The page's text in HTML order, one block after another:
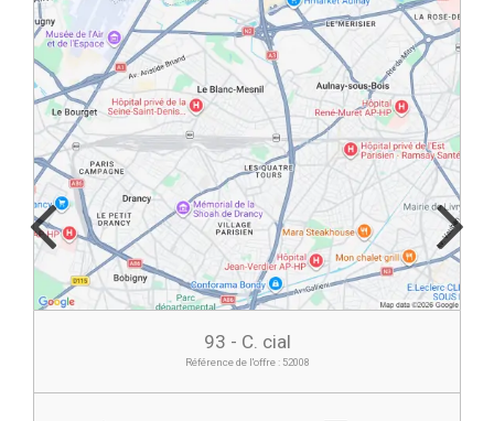
93 - C. cial
Référence de l'offre : 52008